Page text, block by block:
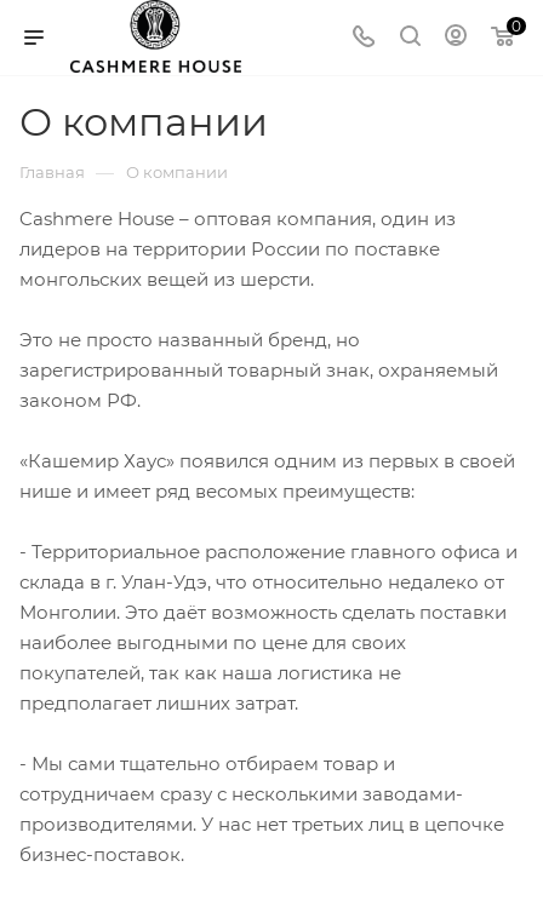
0
О компании
Главная — О компании
Cashmere House – оптовая компания, один из
лидеров на территории России по поставке
монгольских вещей из шерсти.
Это не просто названный бренд, но
зарегистрированный товарный знак, охраняемый
законом РФ.
«Кашемир Хаус» появился одним из первых в своей
нише и имеет ряд весомых преимуществ:
- Территориальное расположение главного офиса и
склада в г. Улан-Удэ, что относительно недалеко от
Монголии. Это даёт возможность сделать поставки
наиболее выгодными по цене для своих
покупателей, так как наша логистика не
предполагает лишних затрат.
- Мы сами тщательно отбираем товар и
сотрудничаем сразу с несколькими заводами-
производителями. У нас нет третьих лиц в цепочке
бизнес-поставок.